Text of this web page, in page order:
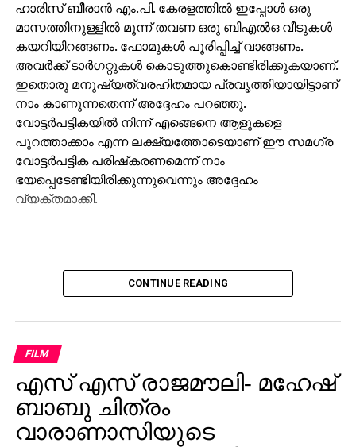
ഹാരിസ് ബീരാന്‍ എം.പി. കേരളത്തില്‍ ഇപ്പോള്‍ ഒരു
മാസത്തിനുള്ളില്‍ മൂന്ന് തവണ ഒരു ബിഎല്‍ഒ വീടുകള്‍
കയറിയിറങ്ങണം. ഫോമുകള്‍ പൂരിപ്പിച്ച് വാങ്ങണം.
അവര്‍ക്ക് ടാര്‍ഗറ്റുകള്‍ കൊടുത്തുകൊണ്ടിരിക്കുകയാണ്.
ഇതൊരു മനുഷ്യത്വരഹിതമായ പ്രവൃത്തിയായിട്ടാണ്
നാം കാണുന്നതെന്ന് അദ്ദേഹം പറഞ്ഞു.
വോട്ടര്‍പട്ടികയില്‍ നിന്ന് എങ്ങെനെ ആളുകളെ
പുറത്താക്കാം എന്ന ലക്ഷ്യത്തോടെയാണ് ഈ സമഗ്ര
വോട്ടര്‍പട്ടിക പരിഷ്‌കരണമെന്ന് നാം
ഭയപ്പെടേണ്ടിയിരിക്കുന്നുവെന്നും അദ്ദേഹം
വ്യക്തമാക്കി.
CONTINUE READING
FILM
എസ് എസ് രാജമൗലി- മഹേഷ്
ബാബു ചിത്രം
വാരാണാസിയുടെ